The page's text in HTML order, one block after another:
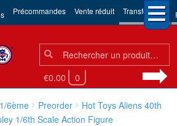
Précommandes Vente réduit Transformers
Chercher:
Chercher
€0.00 0
6ème Preorder
Hot Toys Aliens 40th
1/6th Scale Action Figure